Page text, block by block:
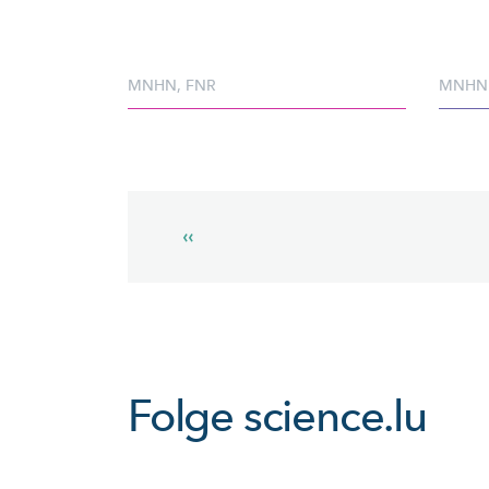
MNHN, FNR MNHN
Previous
‹‹
Folge science.lu